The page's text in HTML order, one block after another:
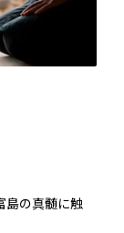
島の真髄に触